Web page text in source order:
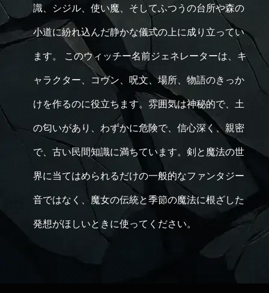
識、シジル、使い魔、そしてふつうの台所や森の
小道に紛れ込んだ静かな儀式の上に成り立ってい
ます。 このウィッチー名前ジェネレーターは、キ
ャラクター、コヴン、呪文、場所、物語のきっか
けを作るのに役立ちます。雰囲気は神秘的で、土
の匂いがあり、わずかに危険で、信心深く、親密
で、古い民間知識に満ちています。剣と魔法の世
界に当てはめられるだけの一般的なファンタジー
音ではなく、魔女の伝統と季節の魔法に根ざした
発想がほしいときに使ってください。